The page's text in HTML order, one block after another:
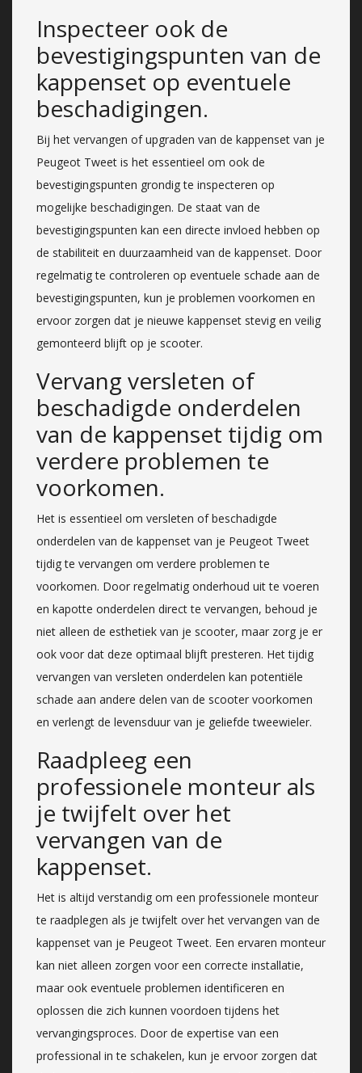
Inspecteer ook de
bevestigingspunten van de
kappenset op eventuele
beschadigingen.
Bij het vervangen of upgraden van de kappenset van je
Peugeot Tweet is het essentieel om ook de
bevestigingspunten grondig te inspecteren op
mogelijke beschadigingen. De staat van de
bevestigingspunten kan een directe invloed hebben op
de stabiliteit en duurzaamheid van de kappenset. Door
regelmatig te controleren op eventuele schade aan de
bevestigingspunten, kun je problemen voorkomen en
ervoor zorgen dat je nieuwe kappenset stevig en veilig
gemonteerd blijft op je scooter.
Vervang versleten of
beschadigde onderdelen
van de kappenset tijdig om
verdere problemen te
voorkomen.
Het is essentieel om versleten of beschadigde
onderdelen van de kappenset van je Peugeot Tweet
tijdig te vervangen om verdere problemen te
voorkomen. Door regelmatig onderhoud uit te voeren
en kapotte onderdelen direct te vervangen, behoud je
niet alleen de esthetiek van je scooter, maar zorg je er
ook voor dat deze optimaal blijft presteren. Het tijdig
vervangen van versleten onderdelen kan potentiële
schade aan andere delen van de scooter voorkomen
en verlengt de levensduur van je geliefde tweewieler.
Raadpleeg een
professionele monteur als
je twijfelt over het
vervangen van de
kappenset.
Het is altijd verstandig om een professionele monteur
te raadplegen als je twijfelt over het vervangen van de
kappenset van je Peugeot Tweet. Een ervaren monteur
kan niet alleen zorgen voor een correcte installatie,
maar ook eventuele problemen identificeren en
oplossen die zich kunnen voordoen tijdens het
vervangingsproces. Door de expertise van een
professional in te schakelen, kun je ervoor zorgen dat